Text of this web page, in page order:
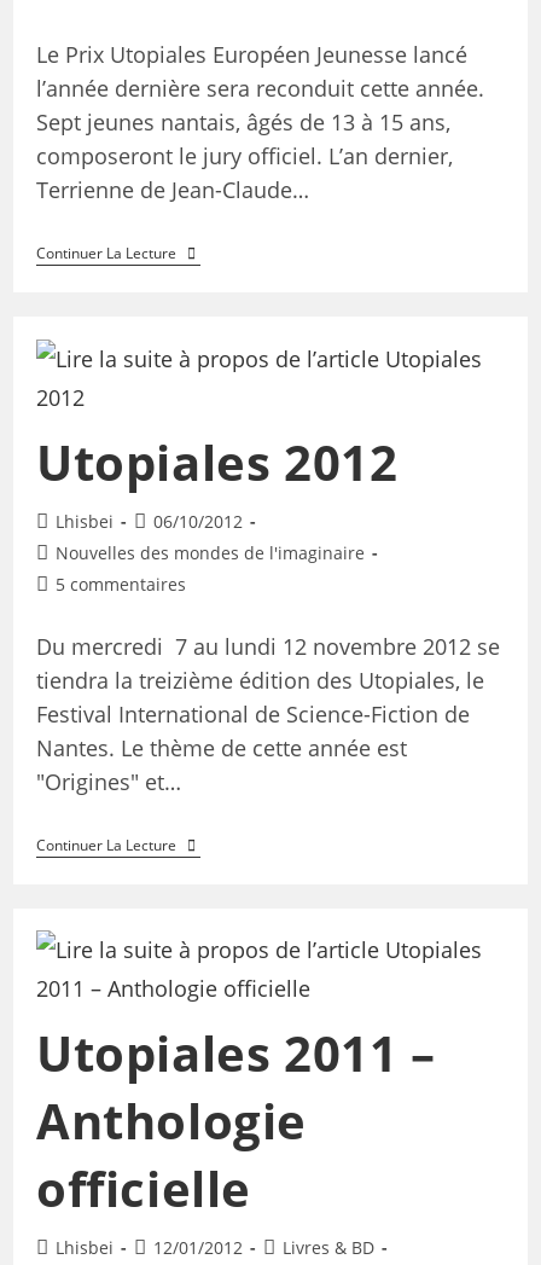
Le Prix Utopiales Européen Jeunesse lancé
l’année dernière sera reconduit cette année.
Sept jeunes nantais, âgés de 13 à 15 ans,
composeront le jury officiel. L’an dernier,
Terrienne de Jean-Claude…
Continuer La Lecture
Utopiales 2012
Lhisbei
06/10/2012
Nouvelles des mondes de l'imaginaire
5 commentaires
Du mercredi 7 au lundi 12 novembre 2012 se
tiendra la treizième édition des Utopiales, le
Festival International de Science-Fiction de
Nantes. Le thème de cette année est
"Origines" et…
Continuer La Lecture
Utopiales 2011 –
Anthologie
officielle
Lhisbei 12/01/2012
Livres & BD